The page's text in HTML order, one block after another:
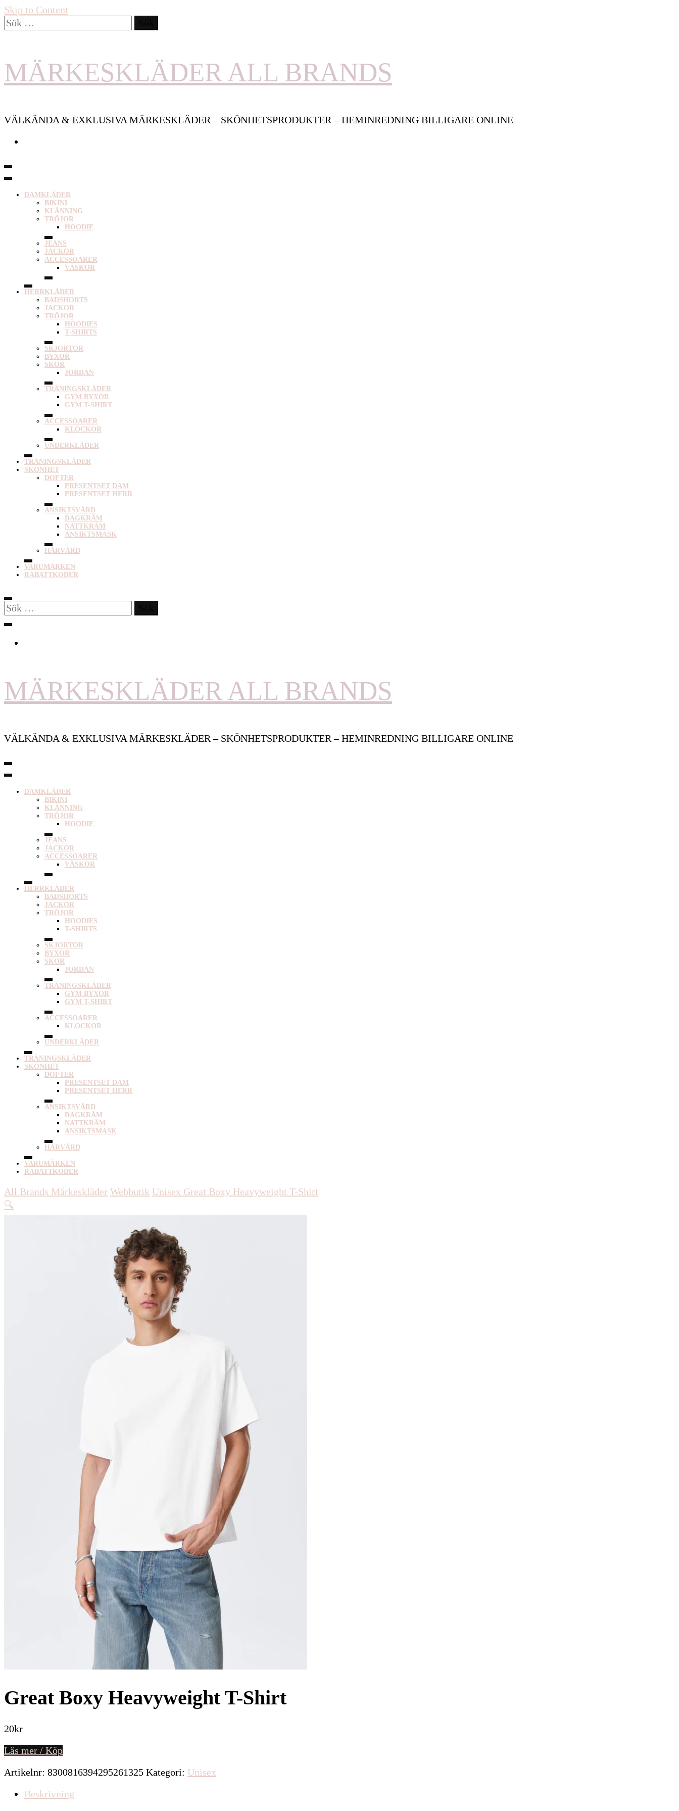
Skip to Content
Sök
efter:
MÄRKESKLÄDER ALL BRANDS
VÄLKÄNDA & EXKLUSIVA MÄRKESKLÄDER – SKÖNHETSPRODUKTER – HEMINREDNING BILLIGARE ONLINE
DAMKLÄDER
BIKINI
KLÄNNING
TRÖJOR
HOODIE
JEANS
JACKOR
ACCESSOARER
VÄSKOR
HERRKLÄDER
BADSHORTS
JACKOR
TRÖJOR
HOODIES
T-SHIRTS
SKJORTOR
BYXOR
SKOR
JORDAN
TRÄNINGSKLÄDER
GYM BYXOR
GYM T-SHIRT
ACCESSOARER
KLOCKOR
UNDERKLÄDER
TRÄNINGSKLÄDER
SKÖNHET
DOFTER
PRESENTSET DAM
PRESENTSET HERR
ANSIKTSVÅRD
DAGKRÄM
NATTKRÄM
ANSIKTSMASK
HÅRVÅRD
VARUMÄRKEN
RABATTKODER
Sök
efter:
MÄRKESKLÄDER ALL BRANDS
VÄLKÄNDA & EXKLUSIVA MÄRKESKLÄDER – SKÖNHETSPRODUKTER – HEMINREDNING BILLIGARE ONLINE
DAMKLÄDER
BIKINI
KLÄNNING
TRÖJOR
HOODIE
JEANS
JACKOR
ACCESSOARER
VÄSKOR
HERRKLÄDER
BADSHORTS
JACKOR
TRÖJOR
HOODIES
T-SHIRTS
SKJORTOR
BYXOR
SKOR
JORDAN
TRÄNINGSKLÄDER
GYM BYXOR
GYM T-SHIRT
ACCESSOARER
KLOCKOR
UNDERKLÄDER
TRÄNINGSKLÄDER
SKÖNHET
DOFTER
PRESENTSET DAM
PRESENTSET HERR
ANSIKTSVÅRD
DAGKRÄM
NATTKRÄM
ANSIKTSMASK
HÅRVÅRD
VARUMÄRKEN
RABATTKODER
All Brands Mårkeskläder Webbutik Unisex Great Boxy Heavyweight T-Shirt
🔍
Great Boxy Heavyweight T-Shirt
20kr
Läs mer / Köp
Artikelnr: 8300816394295261325 Kategori: Unisex
Beskrivning